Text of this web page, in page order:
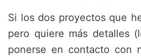
Si los dos proyectos que
pero quiere más detalles
ponerse en contacto con